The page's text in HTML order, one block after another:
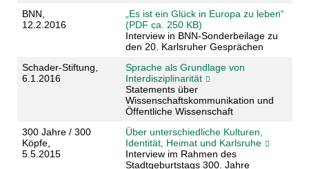
BNN,
12.2.2016
„Es ist ein Glück in Europa zu leben“
(PDF ca. 250 KB)
Interview in BNN-Sonderbeilage zu
den 20. Karlsruher Gesprächen
Schader-Stiftung,
6.1.2016
Sprache als Grundlage von
Interdisziplinarität
Statements über
Wissenschaftskommunikation und
Öffentliche Wissenschaft
300 Jahre / 300
Köpfe,
5.5.2015
Über unterschiedliche Kulturen,
Identität, Heimat und Karlsruhe
Interview im Rahmen des
Stadtgeburtstags 300. Jahre